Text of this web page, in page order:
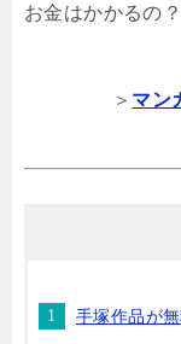
お金はかかるの？
＞ マン
手塚作品が